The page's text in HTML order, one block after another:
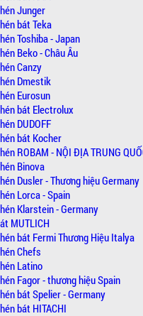
Junger
bát Teka
Toshiba - Japan
Beko - Châu Âu
Canzy
Dmestik
Eurosun
bát Electrolux
DUDOFF
bát Kocher
ROBAM - NỘI ĐỊA TRUNG
Binova
Dusler - Thương hiệu Germany
Lorca - Spain
Klarstein - Germany
MUTLICH
bát Fermi Thương Hiệu Italya
Chefs
Latino
Fagor - thương hiệu Spain
bát Spelier - Germany
bát HITACHI